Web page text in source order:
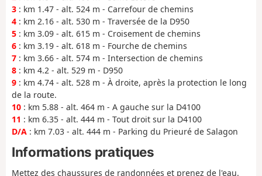
3 : km 1.47 - alt. 524 m - Carrefour de chemins
4 : km 2.16 - alt. 530 m - Traversée de la D950
5 : km 3.09 - alt. 615 m - Croisement de chemins
6 : km 3.19 - alt. 618 m - Fourche de chemins
7 : km 3.66 - alt. 574 m - Intersection de chemins
8 : km 4.2 - alt. 529 m - D950
9 : km 4.74 - alt. 528 m - À droite, après la protection le long
de la route.
10 : km 5.88 - alt. 464 m - A gauche sur la D4100
11 : km 6.35 - alt. 444 m - Tout droit sur la D4100
D/A : km 7.03 - alt. 444 m - Parking du Prieuré de Salagon
Informations pratiques
Mettez des chaussures de randonnées et prenez de l'eau.